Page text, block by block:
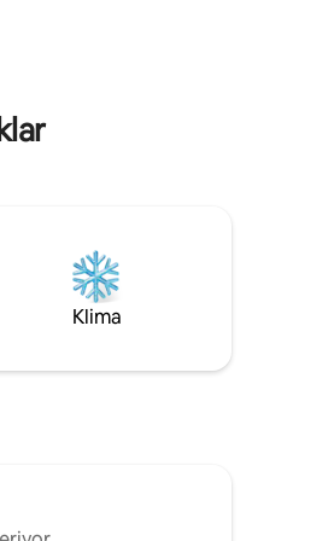
erişim sunar.
tesiste. Ara kattaki
Klima